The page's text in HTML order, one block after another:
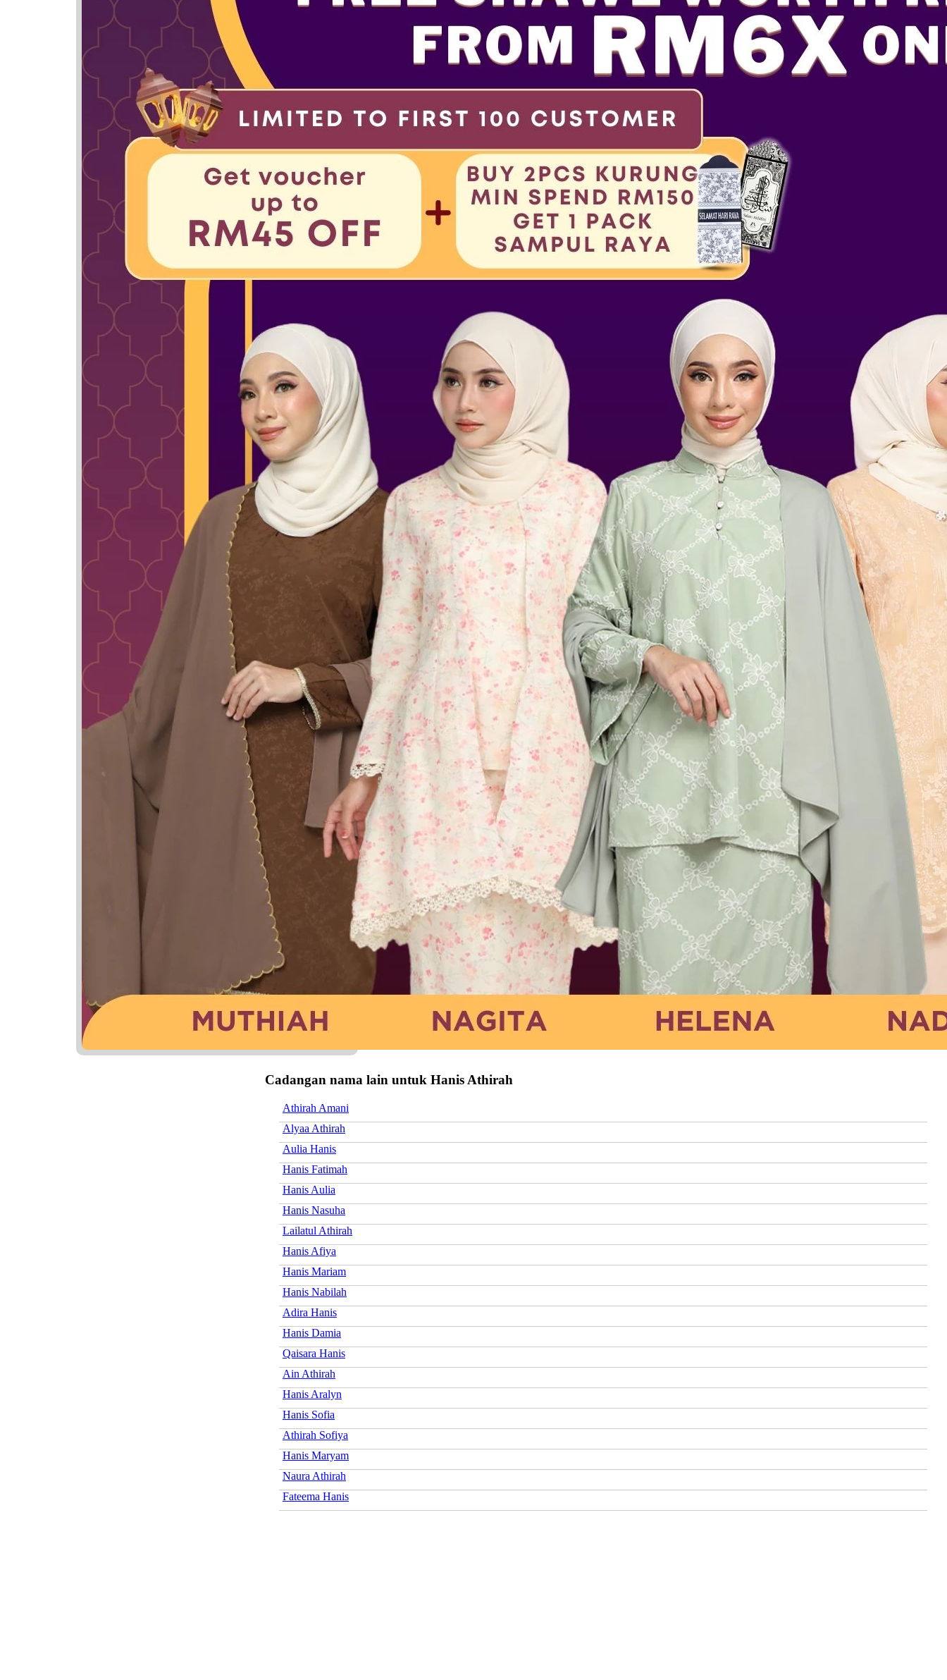
Hanisah Yang bertakwa
Yang bertakwa
Kebaikan, perempuan cantik
Tharifah Ucapan baru yang digemari
Thorifah Ucapan baru yang digemari
Khairunnisa Sebaik-baik wanita
Fathurrahman Pembukaan, kejayaan Allah yang pengasih
Thahirah Bersih, suci
Aathirah Harum
Cadangan nama lain untuk Hanis Athirah
Athirah Amani
Alyaa Athirah
Aulia Hanis
Hanis Fatimah
Hanis Aulia
Hanis Nasuha
Lailatul Athirah
Hanis Afiya
Hanis Mariam
Hanis Nabilah
Adira Hanis
Hanis Damia
Qaisara Hanis
Ain Athirah
Hanis Aralyn
Hanis Sofia
Athirah Sofiya
Hanis Maryam
Naura Athirah
Fateema Hanis